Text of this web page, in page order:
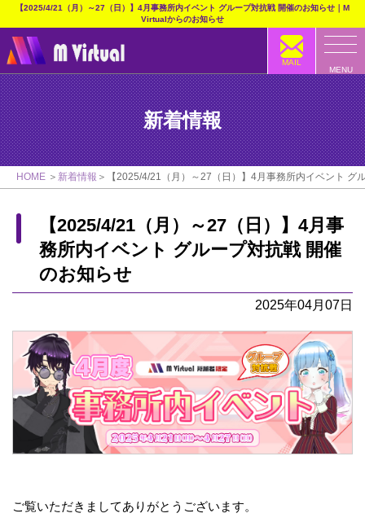
【2025/4/21（月）～27（日）】4月事務所内イベント グループ対抗戦 開催のお知らせ｜M
Virtualからのお知らせ
MENU
MAIL
新着情報
HOME 新着情報 【2025/4/21（月）～27（日）】4月事務所内イベント グ
【2025/4/21（月）～27（日）】4月事
務所内イベント グループ対抗戦 開催
のお知らせ
2025年04月07日
ご覧いただきましてありがとうございます。